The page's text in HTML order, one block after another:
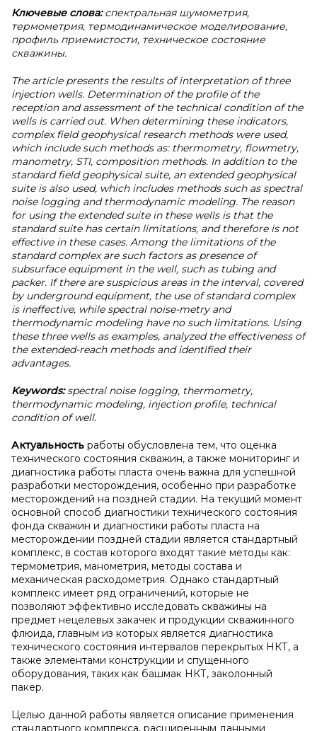
Ключевые слова:спектральная шумометрия,
термометрия, термодинамическое моделирование,
профиль приемистости, техническое состояние
скважины.
The article presents the results of interpretation of three
injection wells. Determination of the profile of the
reception and assessment of the technical condition of the
wells is carried out. When determining these indicators,
complex field geophysical research methods were used,
which include such methods as: thermometry, flowmetry,
manometry, STI, composition methods. In addition to the
standard field geophysical suite, an extended geophysical
suite is also used, which includes methods such as spectral
noise logging and thermodynamic modeling. The reason
for using the extended suite in these wells is that the
standard suite has certain limitations, and therefore is not
effective in these cases. Among the limitations of the
standard complex are such factors as presence of
subsurface equipment in the well, such as tubing and
packer. If there are suspicious areas in the interval, covered
by underground equipment, the use of standard complex
is ineffective, while spectral noise-metry and
thermodynamic modeling have no such limitations. Using
these three wells as examples, analyzed the effectiveness of
the extended-reach methods and identified their
advantages.
Keywords:spectral noise logging, thermometry,
thermodynamic modeling, injection profile, technical
condition of well.
Актуальность работы обусловлена тем, что оценка
технического состояния скважин, а также мониторинг и
диагностика работы пласта очень важна для успешной
разработки месторождения, особенно при разработке
месторождений на поздней стадии. На текущий момент
основной способ диагностики технического состояния
фонда скважин и диагностики работы пласта на
месторождении поздней стадии является стандартный
комплекс, в состав которого входят такие методы как:
термометрия, манометрия, методы состава и
механическая расходометрия. Однако стандартный
комплекс имеет ряд ограничений, которые не
позволяют эффективно исследовать скважины на
предмет нецелевых закачек и продукции скважинного
флюида, главным из которых является диагностика
технического состояния интервалов перекрытых НКТ, а
также элементами конструкции и спущенного
оборудования, таких как башмак НКТ, заколонный
пакер.
Целью данной работы является описание применения
стандартного комплекса, расширенным данными